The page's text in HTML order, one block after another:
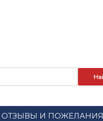
ОТЗЫВЫ И ПОЖЕЛАНИЯ